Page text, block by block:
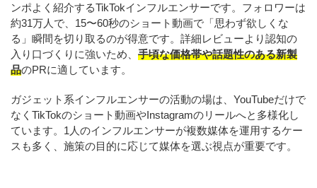
ンポよく紹介するTikTokインフルエンサーです。フォロワーは
約31万人で、15〜60秒のショート動画で「思わず欲しくな
る」瞬間を切り取るのが得意です。詳細レビューより認知の
入り口づくりに強いため、 手頃な価格帯や話題性のある新製
品のPRに適しています。
ガジェット系インフルエンサーの活動の場は、YouTubeだけで
なくTikTokのショート動画やInstagramのリールへと多様化し
ています。1人のインフルエンサーが複数媒体を運用するケー
スも多く、施策の目的に応じて媒体を選ぶ視点が重要です。